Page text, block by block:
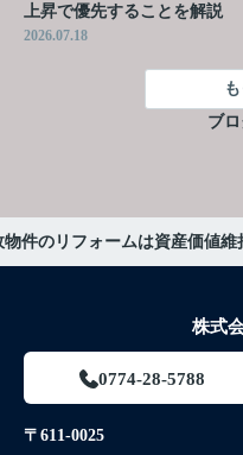
上昇で優先することを解説
2026.07.18
ブ
物件のリフォームは資産価値
株式
0774-28-5788
〒611-0025